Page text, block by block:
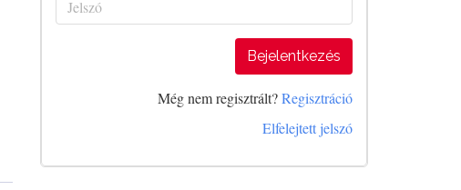
Bejelentkezés
Még nem regisztrált?Regisztráció
Elfelejtett jelszó